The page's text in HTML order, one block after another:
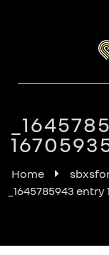
Home
_1645785943 entry